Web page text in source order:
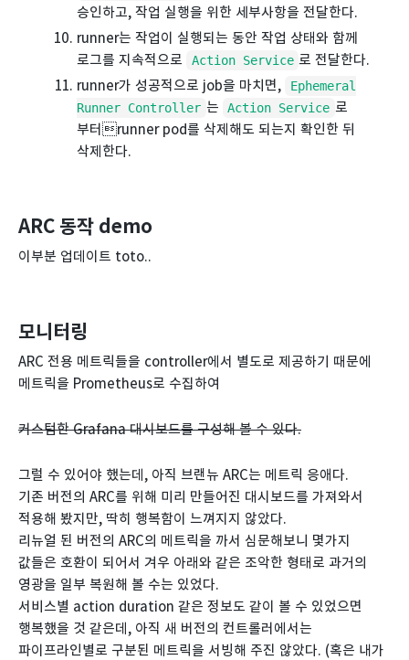
승인하고, 작업 실행을 위한 세부사항을 전달한다.
runner는 작업이 실행되는 동안 작업 상태와 함께
로그를 지속적으로
Action Service 로 전달한다.
runner가 성공적으로 job을 마치면,
Ephemeral
Runner Controller 는 Action Service 로
부터runner pod를 삭제해도 되는지 확인한 뒤
삭제한다.
ARC 동작 demo
이부분 업데이트 toto..
모니터링
ARC 전용 메트릭들을 controller에서 별도로 제공하기 때문에
메트릭을 Prometheus로 수집하여
커스텀한 Grafana 대시보드를 구성해 볼 수 있다.
그럴 수 있어야 했는데, 아직 브랜뉴 ARC는 메트릭 응애다.
기존 버전의 ARC를 위해 미리 만들어진 대시보드를 가져와서
적용해 봤지만, 딱히 행복함이 느껴지지 않았다.
리뉴얼 된 버전의 ARC의 메트릭을 까서 심문해보니 몇가지
값들은 호환이 되어서 겨우 아래와 같은 조악한 형태로 과거의
영광을 일부 복원해 볼 수는 있었다.
서비스별 action duration 같은 정보도 같이 볼 수 있었으면
행복했을 것 같은데, 아직 새 버전의 컨트롤러에서는
파이프라인별로 구분된 메트릭을 서빙해 주진 않았다. (혹은 내가